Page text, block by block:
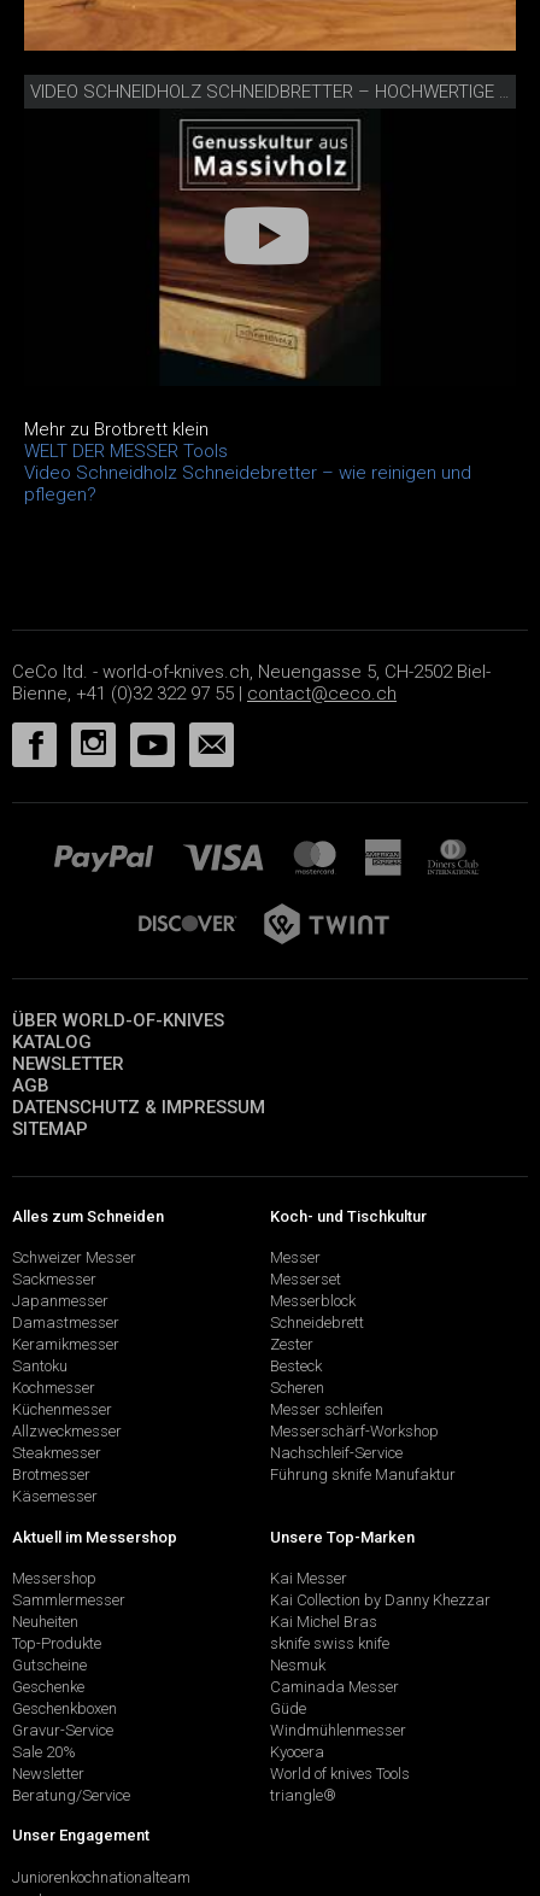
VIDEO SCHNEIDHOLZ SCHNEIDBRETTER – HOCHWERTIGE UNIKATE AUS FSC-ZERTIFIZIERTEM MASSIVHOLZ (2021)
Mehr zu Brotbrett klein
WELT DER MESSER Tools
Video Schneidholz Schneidebretter – wie reinigen und
pflegen?
CeCo ltd. - world-of-knives.ch, Neuengasse 5, CH-2502 Biel-
Bienne, +41 (0)32 322 97 55 | contact@ceco.ch
ÜBER WORLD-OF-KNIVES
KATALOG
NEWSLETTER
AGB
DATENSCHUTZ & IMPRESSUM
SITEMAP
Alles zum Schneiden
Schweizer Messer
Sackmesser
Japanmesser
Damastmesser
Keramikmesser
Santoku
Kochmesser
Küchenmesser
Allzweckmesser
Steakmesser
Brotmesser
Käsemesser
Koch- und Tischkultur
Messer
Messerset
Messerblock
Schneidebrett
Zester
Besteck
Scheren
Messer schleifen
Messerschärf-Workshop
Nachschleif-Service
Führung sknife Manufaktur
Aktuell im Messershop
Messershop
Sammlermesser
Neuheiten
Top-Produkte
Gutscheine
Geschenke
Geschenkboxen
Gravur-Service
Sale 20%
Newsletter
Beratung/Service
Unsere Top-Marken
Kai Messer
Kai Collection by Danny Khezzar
Kai Michel Bras
sknife swiss knife
Nesmuk
Caminada Messer
Güde
Windmühlenmesser
Kyocera
World of knives Tools
triangle®
Unser Engagement
Juniorenkochnationalteam